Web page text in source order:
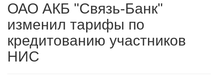
ОАО АКБ "Связь-Банк"
изменил тарифы по
кредитованию участников
НИС